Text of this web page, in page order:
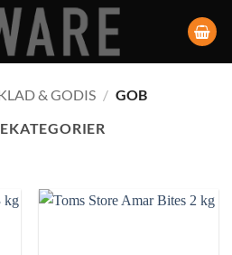
& GODIS / GOB